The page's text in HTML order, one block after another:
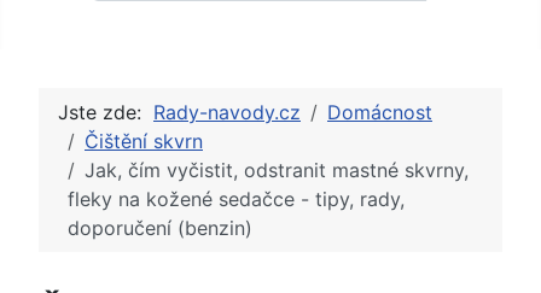
Jste zde: Rady-navody.cz
Domácnost
Čištění skvrn
Jak, čím vyčistit, odstranit mastné skvrny,
fleky na kožené sedačce - tipy, rady,
doporučení (benzin)